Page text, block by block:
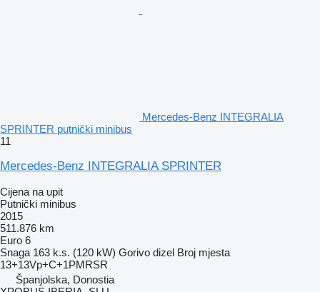
Mercedes-Benz INTEGRALIA
SPRINTER putnički minibus
11
Mercedes-Benz INTEGRALIA SPRINTER
Cijena na upit
Putnički minibus
2015
511.876 km
Euro 6
Snaga 163 k.s. (120 kW) Gorivo dizel Broj mjesta
13+13Vp+C+1PMRSR
Španjolska, Donostia